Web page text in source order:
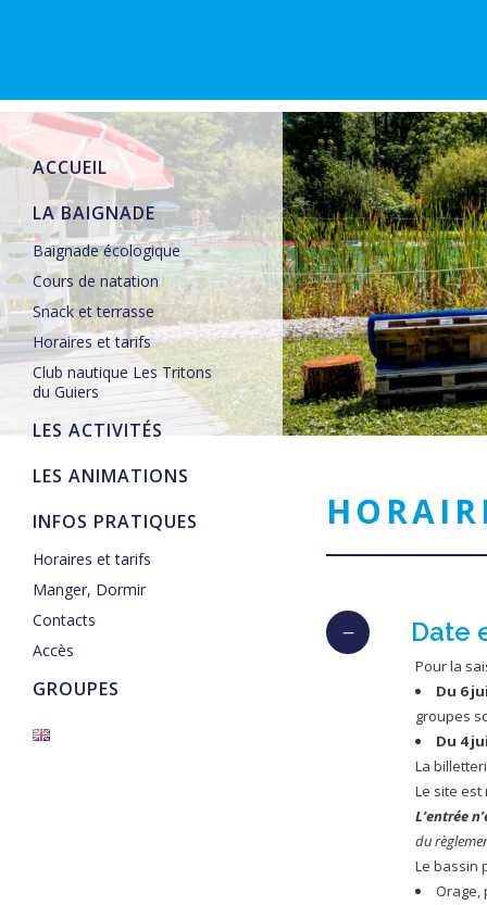
ACCUEIL
LA BAIGNADE
Baignade écologique
Cours de natation
Snack et terrasse
Horaires et tarifs
Club nautique Les Tritons
du Guiers
LES ACTIVITÉS
LES ANIMATIONS
INFOS PRATIQUES
Horaires et tarifs
Manger, Dormir
Contacts
Accès
GROUPES
Date
Pour la
Du 6
groupes
Du 4
La
Le site
L’entrée
du
Le bassin
Orage,